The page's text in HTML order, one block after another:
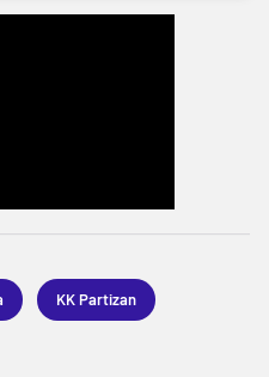
KK Partizan